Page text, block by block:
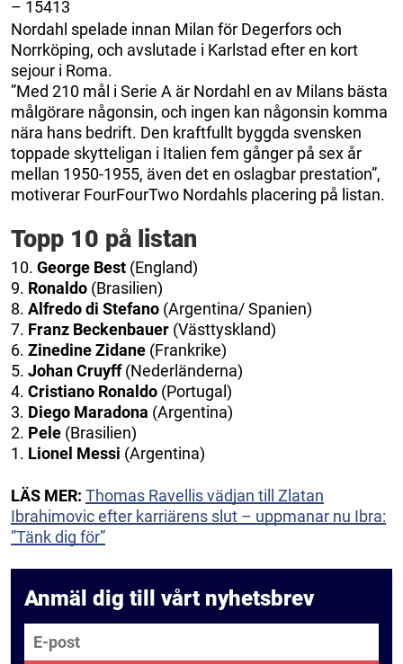
– 15413
Nordahl spelade innan Milan för Degerfors och
Norrköping, och avslutade i Karlstad efter en kort
sejour i Roma.
”Med 210 mål i Serie A är Nordahl en av Milans bästa
målgörare någonsin, och ingen kan någonsin komma
nära hans bedrift. Den kraftfullt byggda svensken
toppade skytteligan i Italien fem gånger på sex år
mellan 1950-1955, även det en oslagbar prestation”,
motiverar FourFourTwo Nordahls placering på listan.
Topp 10 på listan
10. George Best (England)
9. Ronaldo (Brasilien)
8. Alfredo di Stefano (Argentina/ Spanien)
7. Franz Beckenbauer (Västtyskland)
6. Zinedine Zidane (Frankrike)
5. Johan Cruyff(Nederländerna)
4. Cristiano Ronaldo (Portugal)
3. Diego Maradona (Argentina)
2. Pele (Brasilien)
1. Lionel Messi (Argentina)
LÄS MER: Thomas Ravellis vädjan till Zlatan
Ibrahimovic efter karriärens slut – uppmanar nu Ibra:
”Tänk dig för”
Anmäl dig till vårt nyhetsbrev
E-post